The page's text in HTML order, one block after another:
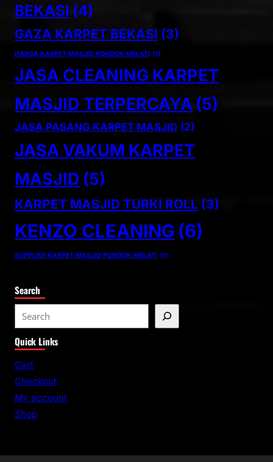
BEKASI (4)
GAZA KARPET BEKASI (3)
HARGA KARPET MASJID PONDOK MELATI (1)
JASA CLEANING KARPET
MASJID TERPERCAYA (5)
JASA PASANG KARPET MASJID (2)
JASA VAKUM KARPET
MASJID (5)
KARPET MASJID TURKI ROLL (3)
KENZO CLEANING (6)
SUPPLIER KARPET MASJID PONDOK MELATI (1)
Search
e
a
r
c
Quick Links
Cart
Checkout
My account
Shop